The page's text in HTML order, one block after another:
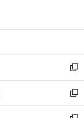
開
ン
ウ
で
開
く
ウ
ン
ド
ウ
で
開
新
し
い
ウ
新
し